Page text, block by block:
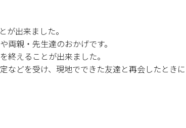
出来ました。
親・先生達のおかげです。
終えることが出来ました。
などを受け、現地でできた友達と再会したときに